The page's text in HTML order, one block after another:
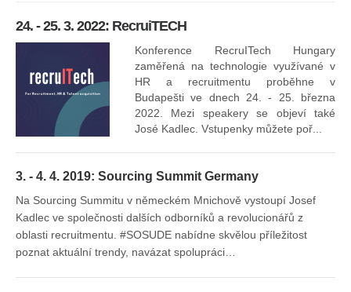
24. - 25. 3. 2022: RecruiTECH
Konference RecruITech Hungary
zaměřená na technologie využívané v
HR a recruitmentu proběhne v
Budapešti ve dnech 24. - 25. března
2022. Mezi speakery se objeví také
José Kadlec. Vstupenky můžete poř...
3. - 4. 4. 2019: Sourcing Summit Germany
Na Sourcing Summitu v německém Mnichově vystoupí Josef
Kadlec ve společnosti dalších odborníků a revolucionářů z
oblasti recruitmentu. #SOSUDE nabídne skvělou příležitost
poznat aktuální trendy, navázat spolupráci…